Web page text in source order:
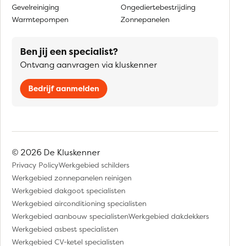
Gevelreiniging
Warmtepompen
Ongediertebestrijding
Zonnepanelen
Ben jij een specialist?
Ontvang aanvragen via kluskenner
Bedrijf aanmelden
© 2026 De Kluskenner
Privacy PolicyWerkgebied schilders
Werkgebied zonnepanelen reinigen
Werkgebied dakgoot specialisten
Werkgebied airconditioning specialisten
Werkgebied aanbouw specialistenWerkgebied dakdekkers
Werkgebied asbest specialisten
Werkgebied CV-ketel specialisten